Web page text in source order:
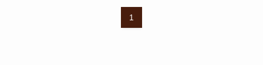
1